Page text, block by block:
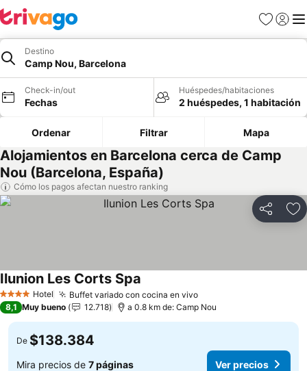
Favoritos
Iniciar
Destino
Camp Nou, Barcelona
Check-in/out
Fechas
Huéspedes/habitaciones
2 huéspedes, 1 habitación
Ordenar Filtrar Mapa
Alojamientos en Barcelona cerca de Camp
Nou (Barcelona, España)
Cómo los pagos afectan nuestro ranking
Compartir
4 EstrellasHotel Buffet variado con cocina en vivo
Ilunion Les Corts Spa
8,1 Muy bueno 12.718 a 0.8 km de: Camp Nou
De $138.384
Mira precios de 7 páginas Ver precios